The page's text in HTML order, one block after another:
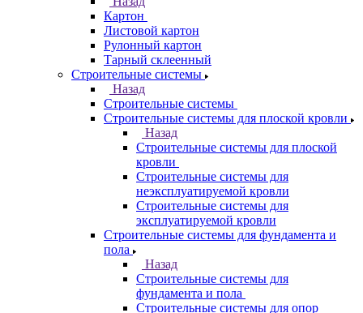
Картон
Листовой картон
Рулонный картон
Тарный склеенный
Строительные системы
Назад
Строительные системы
Строительные системы для плоской кровли
Назад
Строительные системы для плоской
кровли
Строительные системы для
неэксплуатируемой кровли
Строительные системы для
эксплуатируемой кровли
Строительные системы для фундамента и
пола
Назад
Строительные системы для
фундамента и пола
Строительные системы для опор